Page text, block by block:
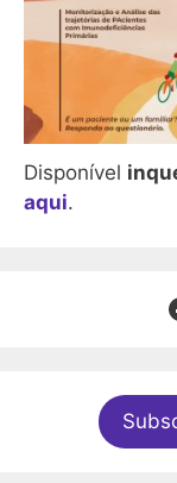
Disponível
aqui.